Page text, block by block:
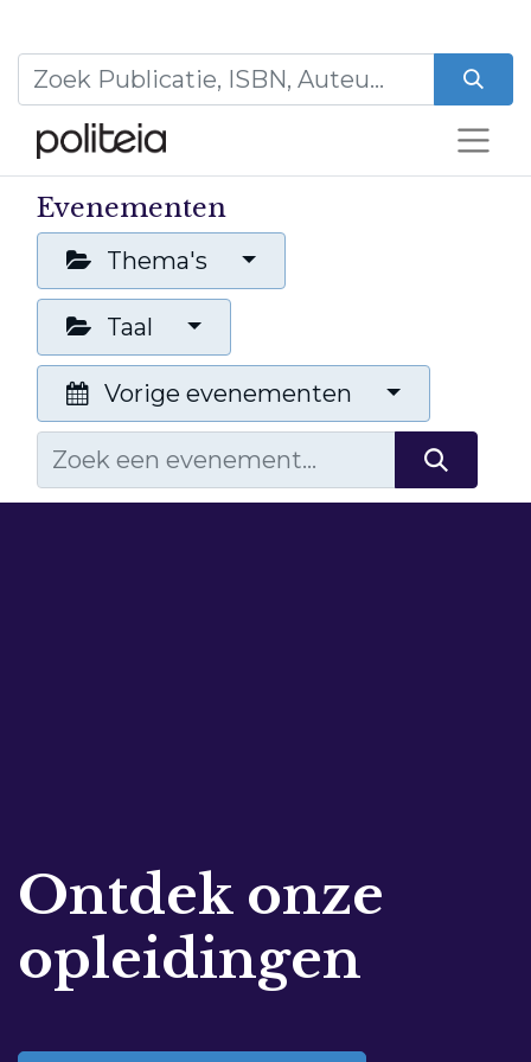
Evenementen
Thema's
Taal
Vorige evenementen
Ontdek onze
opleidingen